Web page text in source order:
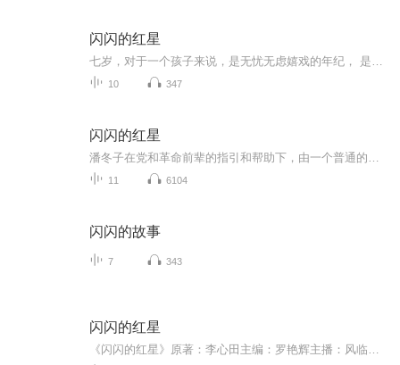
闪闪的红星
10 347
闪闪的红星
11 6104
闪闪的故事
7 343
闪闪的红星